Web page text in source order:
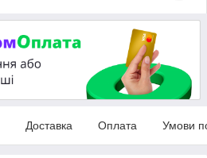
Доставка Оплата Умови